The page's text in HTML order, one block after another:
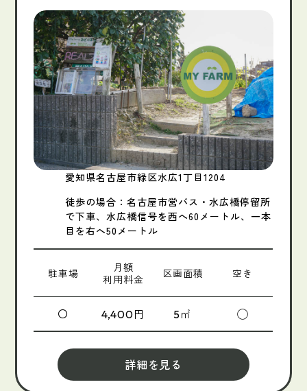
愛知県名古屋市緑区水広1丁目1204
徒歩の場合：名古屋市営バス・水広橋停留所
で下車、水広橋信号を西へ60メートル、一本
目を右へ50メートル
駐車場
月額
利用料金
区画面積 空き
〇 4,400円 5㎡ ◯
詳細を見る